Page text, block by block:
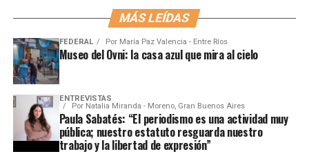
MÁS LEÍDAS
FEDERAL Por María Paz Valencia - Entre Ríos
Museo del Ovni: la casa azul que mira al cielo
ENTREVISTAS
Por Natalia Miranda - Moreno, Gran Buenos Aires
Paula Sabatés: “El periodismo es una actividad muy
pública; nuestro estatuto resguarda nuestro
trabajo y la libertad de expresión”